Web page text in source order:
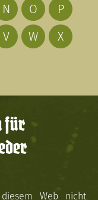
N O
P
V W
X
für
Web nicht